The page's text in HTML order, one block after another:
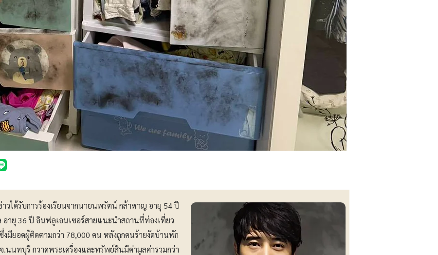
วได้รับการร้องเรียนจากนายนพรัตน์ กล้าหาญ อายุ 54 ปี
อายุ 36 ปี อินฟลูเอนเซอร์สายแนะนำสถานที่ท่องเที่ยว
งมียอดผู้ติดตามกว่า 78,000 คน หลังถูกคนร้ายงัดบ้านพัก
นนทบุรี กวาดพระเครื่องและทรัพย์สินมีค่ามูลค่ารวมกว่า